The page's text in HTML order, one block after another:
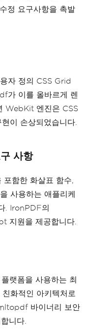
정 요구사항을 촉발
자 정의 CSS Grid
가 이를 올바르게 렌
WebKit 엔진은 CSS
이 손상되었습니다.
사항
함한 화살표 함수,
사용하는 애플리케
. IronPDF의
지원을 제공합니다.
랫폼을 사용하는 최
화적인 아키텍처로
바이너리 보안
니다.